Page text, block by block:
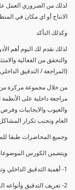
لذلك من الضروري العمل
الانتاج أو اي مكان في
وكذلك التأكد
لذلك نقدم لك اليوم أهم
والتحقق من الفعالية
(المراجعة / التدقيق
من خلال مجموعة مركزة من
مراجعة داخلية على
والعيوب والايجابيات
العام وتجنب تكرار
وجميع المحاضرات طبقا للمواصفة
ويتضمن الكورس
1- أهمية التدقيق الداخلي وتعريفه.
2- تعريف التدقيق وأنواعه الرئيسية.